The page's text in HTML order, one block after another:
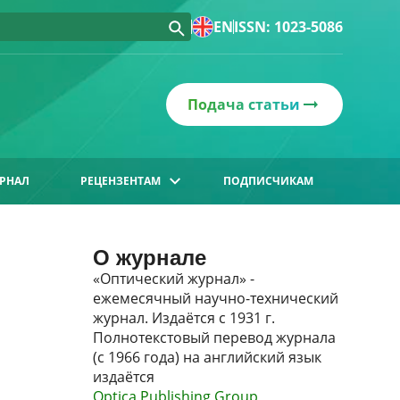
ENISSN: 1023-5086
Подача статьи
РЕЦЕНЗЕНТАМ ПОДПИСЧИКАМ
О журнале
«Оптический журнал» -
ежемесячный научно-технический
журнал. Издаётся с 1931 г.
Полнотекстовый перевод журнала
(с 1966 года) на английский язык
издаётся